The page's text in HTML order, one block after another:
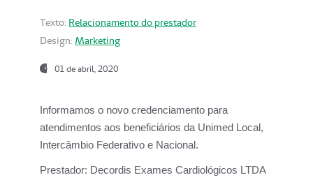
Texto: Relacionamento do prestador
Design: Marketing
01 de abril, 2020
Informamos o novo credenciamento para
atendimentos aos beneficiários da Unimed Local,
Intercâmbio Federativo e Nacional.
Prestador: Decordis Exames Cardiológicos LTDA